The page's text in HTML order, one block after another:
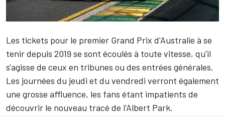
Les tickets pour le premier Grand Prix d'Australie à se
tenir depuis 2019 se sont écoulés à toute vitesse, qu'il
s'agisse de ceux en tribunes ou des entrées générales.
Les journées du jeudi et du vendredi verront également
une grosse affluence, les fans étant impatients de
découvrir le nouveau tracé de l'Albert Park.